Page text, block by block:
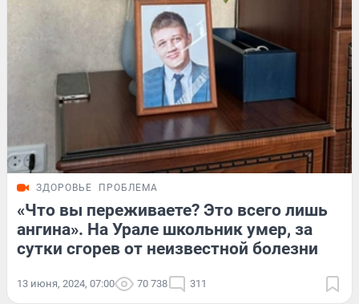
ЗДОРОВЬЕ ПРОБЛЕМА
«Что вы переживаете? Это всего лишь
ангина». На Урале школьник умер, за
сутки сгорев от неизвестной болезни
13 июня, 2024, 07:00 70 738 311